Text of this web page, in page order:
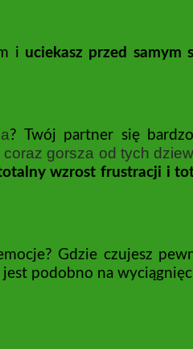
i uciekasz przed
? Twój partner się
coraz gorsza od tych
wzrost frustracji i
Gdzie czujesz
jest podobno na